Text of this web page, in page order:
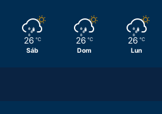
26 ℃
Sáb
26 ℃
Dom
26 ℃
Lun